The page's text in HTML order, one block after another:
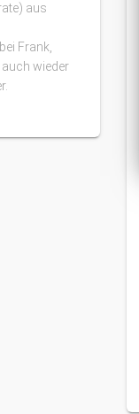
aus
Frank,
wieder